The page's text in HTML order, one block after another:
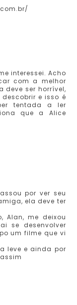
interessei. Acho
com a melhor
deve ser horrível,
e isso é
tentada a ler
que a Alice
por ver seu
ela deve ter
Alan, me deixou
se desenvolver
um filme que vi
leve e ainda por